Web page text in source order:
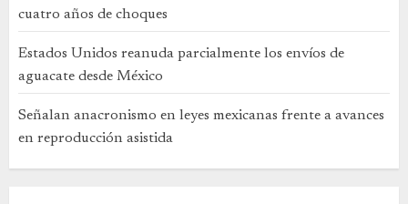
cuatro años de choques
Estados Unidos reanuda parcialmente los envíos de
aguacate desde México
Señalan anacronismo en leyes mexicanas frente a avances
en reproducción asistida